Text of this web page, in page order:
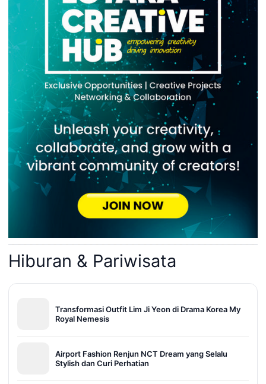
Hiburan & Pariwisata
Transformasi Outfit Lim Ji Yeon di Drama Korea My
Royal Nemesis
Airport Fashion Renjun NCT Dream yang Selalu
Stylish dan Curi Perhatian